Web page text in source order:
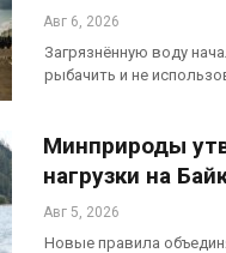
Авг 6, 2026
Загрязнённую воду
рыбачить и не
Минприроды
нагрузки на
Авг 5, 2026
Новые правила
Авг 7,